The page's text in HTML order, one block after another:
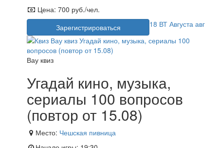
Цена: 700 руб./чел.
Зарегистрироваться
18 ВТ Августа авг
Вау квиз
Угадай кино, музыка,
сериалы 100 вопросов
(повтор от 15.08)
Место: Чешская пивница